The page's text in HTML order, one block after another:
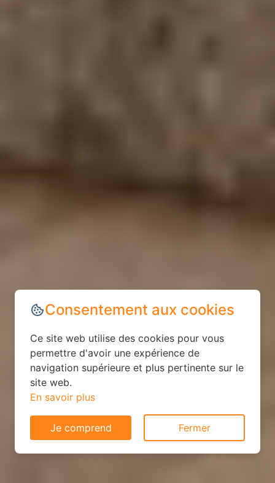
Consentement aux cookies
Ce site web utilise des cookies pour vous
permettre d'avoir une expérience de
navigation supérieure et plus pertinente sur le
site web.
En savoir plus
Je comprend Fermer